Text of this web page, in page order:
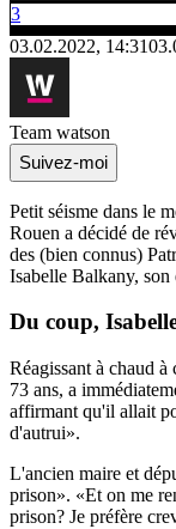
3
03.02.2022, 14:31
Team watson
Suivez-moi
Petit séisme dans le
Rouen a décidé de
des (bien connus)
Isabelle Balkany, son
Du coup,
Réagissant à chaud
73 ans, a
affirmant qu'il allait
d'autrui».
L'ancien maire et
prison». «Et on me
prison? Je préfère